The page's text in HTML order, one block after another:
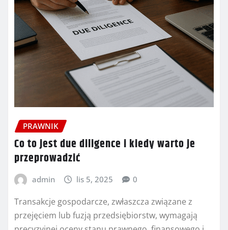
PRAWNIK
Co to jest due diligence i kiedy warto je
przeprowadzić
admin lis 5, 2025 0
Transakcje gospodarcze, zwłaszcza związane z
przejęciem lub fuzją przedsiębiorstw, wymagają